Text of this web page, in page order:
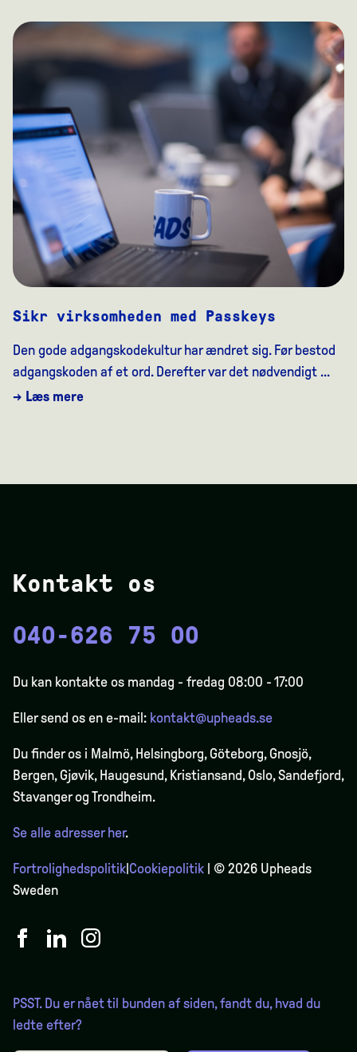
Sikr virksomheden med Passkeys
Den gode adgangskodekultur har ændret sig. Før bestod
adgangskoden af et ord. Derefter var det nødvendigt ...
→ Læs mere
Kontakt os
040-626 75 00
Du kan kontakte os mandag - fredag 08:00 - 17:00
Eller send os en e-mail: kontakt@upheads.se
Du finder os i Malmö, Helsingborg, Göteborg, Gnosjö,
Bergen,Gjøvik, Haugesund, Kristiansand, Oslo, Sandefjord,
Stavanger og Trondheim.
Se alle adresser her.
Fortrolighedspolitik Cookiepolitik | © 2026 Upheads
Sweden
PSST. Du er nået til bunden af siden, fandt du, hvad du
ledte efter?